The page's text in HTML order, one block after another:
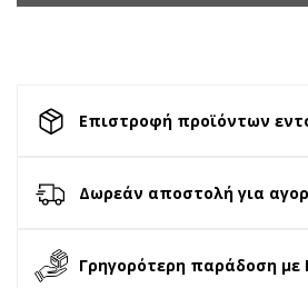
Επιστροφή προϊόντων
Δωρεάν αποστολή για
Γρηγορότερη παράδοση με